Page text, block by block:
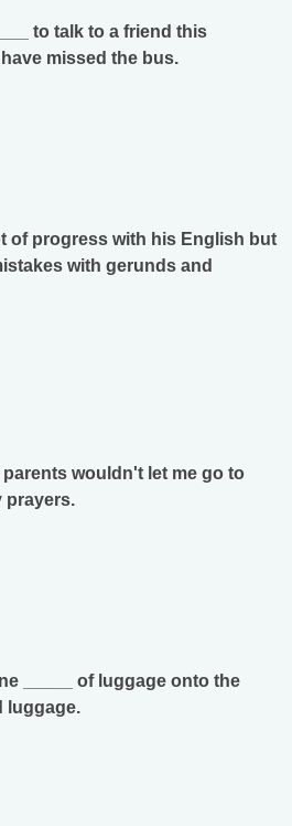
to talk to a friend this
missed the bus.
of progress with his English but
with gerunds and
wouldn't let me go to
prayers.
_____ of luggage onto the
luggage.